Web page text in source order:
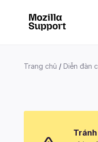
Trang chủ Diễn đàn